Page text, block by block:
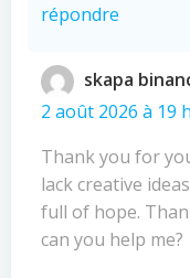
répondre
skapa
2 août 2026 à 19
Thank you for
lack creative
full of hope.
can you help me?